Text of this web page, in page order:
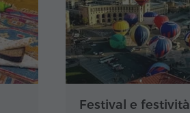
Festival e festività